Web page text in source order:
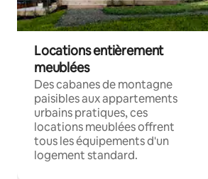
Locations entièrement
meublées
Des cabanes de montagne
paisibles aux appartements
urbains pratiques, ces
locations meublées offrent
tous les équipements d'un
logement standard.